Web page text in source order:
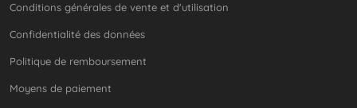
Conditions générales de vente et d'utilisation
Confidentialité des données
Politique de remboursement
Moyens de paiement